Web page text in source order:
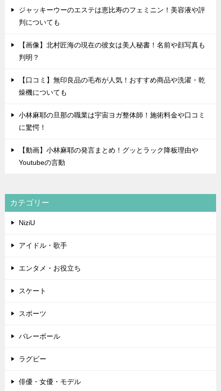
ジャッキーウーのエステは恵比寿のフェミニン！美容液や評
判についても
【画像】北村匠海の現在の彼女は美人秘書！名前や顔写真も
判明？
【口コミ】無印良品の毛布が人気！おすすめ商品や洗濯・乾
燥機についても
小林麻耶の旦那の職業は宇宙ヨガ整体師！施術料金や口コミ
に驚愕！
【動画】小林麻耶の発言まとめ！グッとラック降板理由や
Youtubeの言動
カテゴリー
NiziU
アイドル・歌手
エンタメ・お役立ち
スケート
スポーツ
バレーボール
ラグビー
俳優・女優・モデル